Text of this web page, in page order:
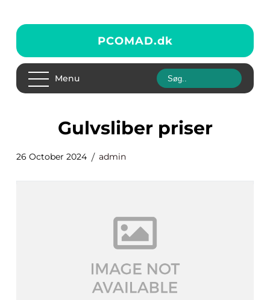
PCOMAD.dk
Menu
gulvsliber priser
26 October 2024 admin